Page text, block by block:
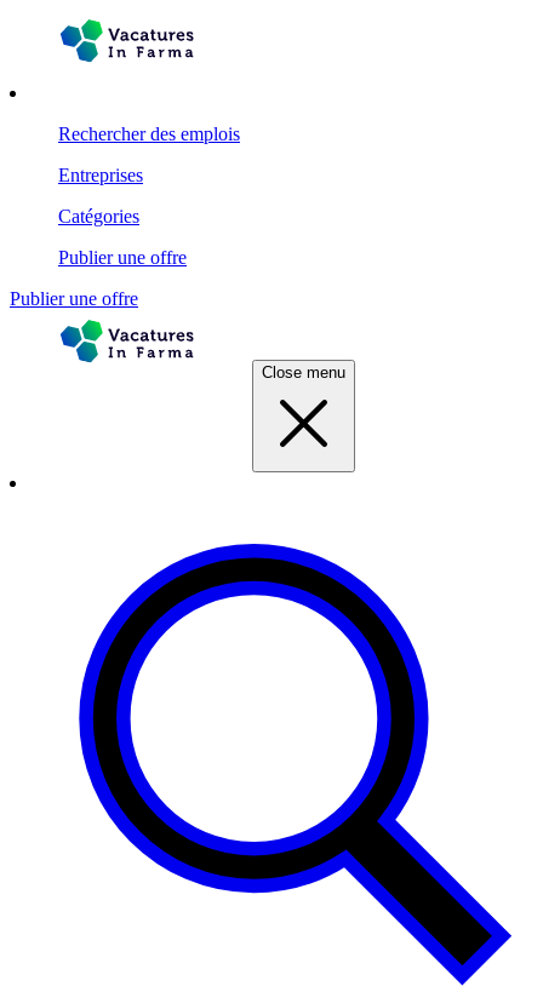
Rechercher des emplois
Entreprises
Catégories
Publier une offre
Publier une offre
Close menu